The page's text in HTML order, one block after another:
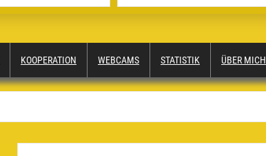
KOOPERATION WEBCAMS STATISTIK ÜBER MICH